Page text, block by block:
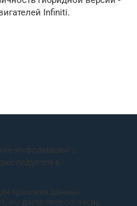
Infiniti.
информации с
в
хранения данных.
вы даете свое согласие